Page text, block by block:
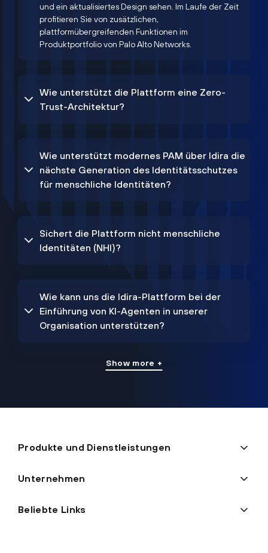
und ein aktualisiertes Design sehen. Im Laufe der Zeit
profitieren Sie von zusätzlichen,
plattformübergreifenden Funktionen im
Produktportfolio von Palo Alto Networks.
Wie unterstützt die Plattform eine Zero-
Trust-Architektur?
Wie unterstützt modernes PAM über Idira die
nächste Generation des Identitätsschutzes
für menschliche Identitäten?
Sichert die Plattform nicht menschliche
Identitäten (NHI)?
Wie kann uns die Idira-Plattform bei der
Einführung von KI-Agenten in unserer
Organisation unterstützen?
Show more +
Produkte und Dienstleistungen
Unternehmen
Beliebte Links